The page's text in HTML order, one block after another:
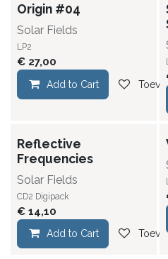
Origin #04
Solar Fields
LP2
€ 27,00
Add to Cart
Reflective
Frequencies
Solar Fields
CD2 Digipack
€ 14,10
Add to Cart